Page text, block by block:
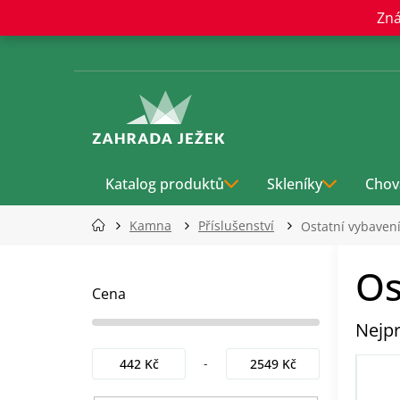
obsah
Katalog produktů Skleníky
Kamna Příslušenství Ostatní vybavení
Cena
442Kč 2549Kč